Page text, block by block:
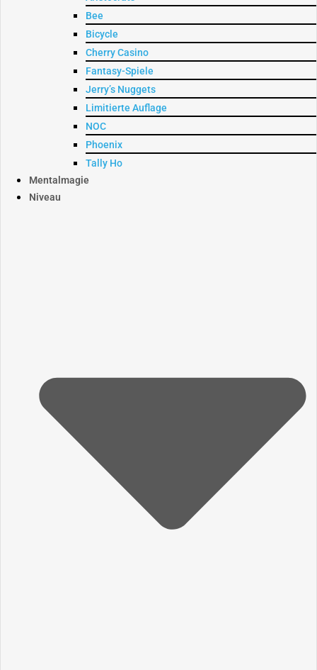
Bee
Bicycle
Cherry Casino
Fantasy-Spiele
Jerry’s Nuggets
Limitierte Auflage
NOC
Phoenix
Tally Ho
Mentalmagie
Niveau